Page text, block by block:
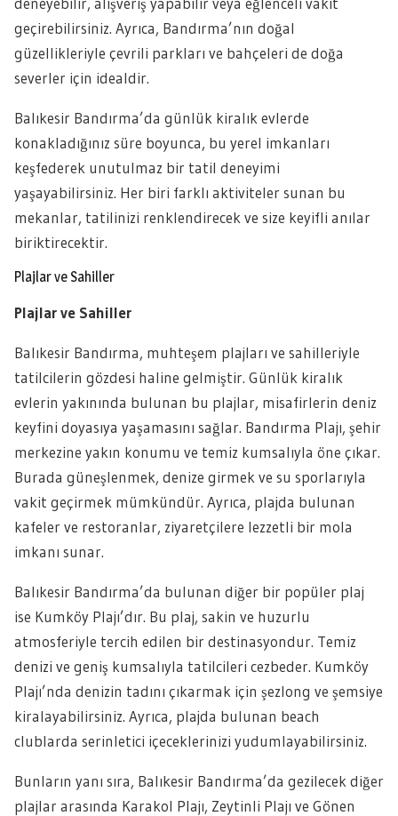
geçirebilirsiniz. Ayrıca, Bandırma’nın doğal
güzellikleriyle çevrili parkları ve bahçeleri de doğa
severler için idealdir.
Balıkesir Bandırma’da günlük kiralık evlerde
konakladığınız süre boyunca, bu yerel imkanları
keşfederek unutulmaz bir tatil deneyimi
yaşayabilirsiniz. Her biri farklı aktiviteler sunan bu
mekanlar, tatilinizi renklendirecek ve size keyifli anılar
biriktirecektir.
Plajlar ve Sahiller
Plajlar ve Sahiller
Balıkesir Bandırma, muhteşem plajları ve sahilleriyle
tatilcilerin gözdesi haline gelmiştir. Günlük kiralık
evlerin yakınında bulunan bu plajlar, misafirlerin deniz
keyfini doyasıya yaşamasını sağlar. Bandırma Plajı, şehir
merkezine yakın konumu ve temiz kumsalıyla öne çıkar.
Burada güneşlenmek, denize girmek ve su sporlarıyla
vakit geçirmek mümkündür. Ayrıca, plajda bulunan
kafeler ve restoranlar, ziyaretçilere lezzetli bir mola
imkanı sunar.
Balıkesir Bandırma’da bulunan diğer bir popüler plaj
ise Kumköy Plajı’dır. Bu plaj, sakin ve huzurlu
atmosferiyle tercih edilen bir destinasyondur. Temiz
denizi ve geniş kumsalıyla tatilcileri cezbeder. Kumköy
Plajı’nda denizin tadını çıkarmak için şezlong ve şemsiye
kiralayabilirsiniz. Ayrıca, plajda bulunan beach
clublarda serinletici içeceklerinizi yudumlayabilirsiniz.
Bunların yanı sıra, Balıkesir Bandırma’da gezilecek diğer
plajlar arasında Karakol Plajı, Zeytinli Plajı ve Gönen